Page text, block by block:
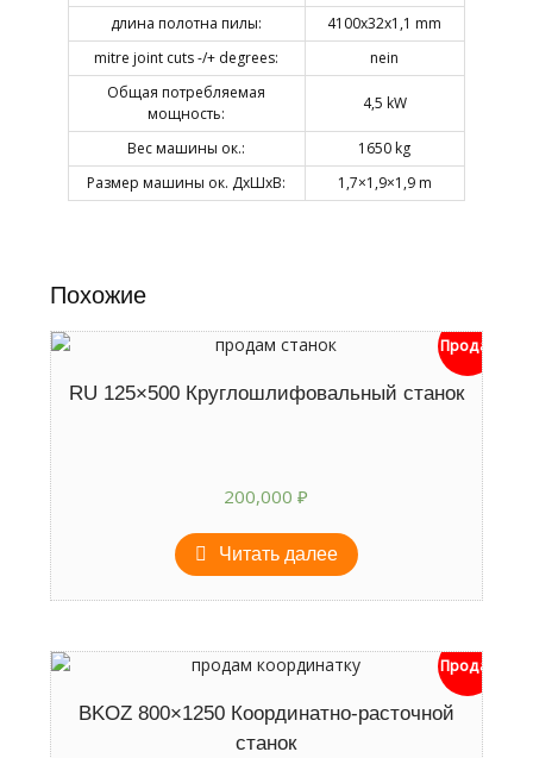
длина полотна пилы:
4100x32x1,1 mm
mitre joint cuts -/+ degrees:
nein
Общая потребляемая
мощность:
4,5 kW
Вес машины ок.:
1650 kg
Размер машины ок. ДхШхВ:
1,7×1,9×1,9 m
Похожие
Продан
RU 125×500 Круглошлифовальный станок
200,000₽
Читать далее
Продан
BKOZ 800×1250 Координатно-расточной
станок